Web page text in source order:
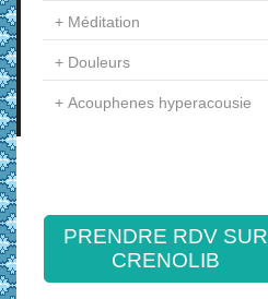
Méditation
Douleurs
Acouphenes hyperacousie
PRENDRE RDV SUR
CRENOLIB